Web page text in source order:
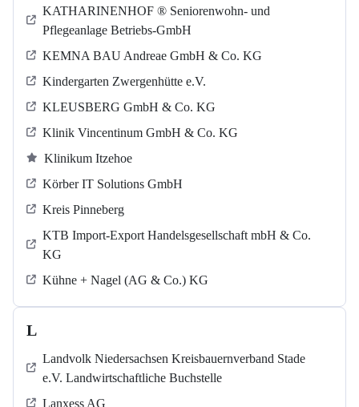
KATHARINENHOF ® Seniorenwohn- und
Pflegeanlage Betriebs-GmbH
KEMNA BAU Andreae GmbH & Co. KG
Kindergarten Zwergenhütte e.V.
KLEUSBERG GmbH & Co. KG
Klinik Vincentinum GmbH & Co. KG
Klinikum Itzehoe
Körber IT Solutions GmbH
Kreis Pinneberg
KTB Import-Export Handelsgesellschaft mbH & Co.
KG
Kühne + Nagel (AG & Co.) KG
L
Landvolk Niedersachsen Kreisbauernverband Stade
e.V. Landwirtschaftliche Buchstelle
Lanxess AG